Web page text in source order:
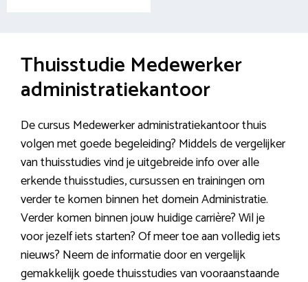
Thuisstudie Medewerker
administratiekantoor
De cursus Medewerker administratiekantoor thuis
volgen met goede begeleiding? Middels de vergelijker
van thuisstudies vind je uitgebreide info over alle
erkende thuisstudies, cursussen en trainingen om
verder te komen binnen het domein Administratie.
Verder komen binnen jouw huidige carrière? Wil je
voor jezelf iets starten? Of meer toe aan volledig iets
nieuws? Neem de informatie door en vergelijk
gemakkelijk goede thuisstudies van vooraanstaande